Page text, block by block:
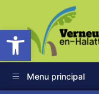
Ouvrir la barre d’outils
Menu principal